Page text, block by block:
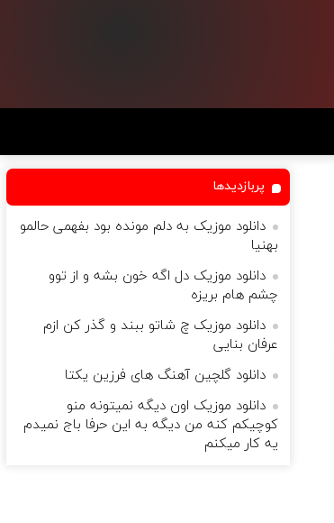
پربازدیدها
دانلود موزیک به دلم مونده بود بفهمی حالمو
بهنیا
دانلود موزیک دل اگه خون بشه و از توو
چشم هام بریزه
دانلود موزیک چ شاتو ببند و گذر کن ازم
عرفان بنایی
دانلود گلچین آهنگ های فرزین یکتا
دانلود موزیک اون دیگه نمیتونه منو
کوچیکم کنه من دیگه به این حرفا باج نمیدم
یه کار میکنم